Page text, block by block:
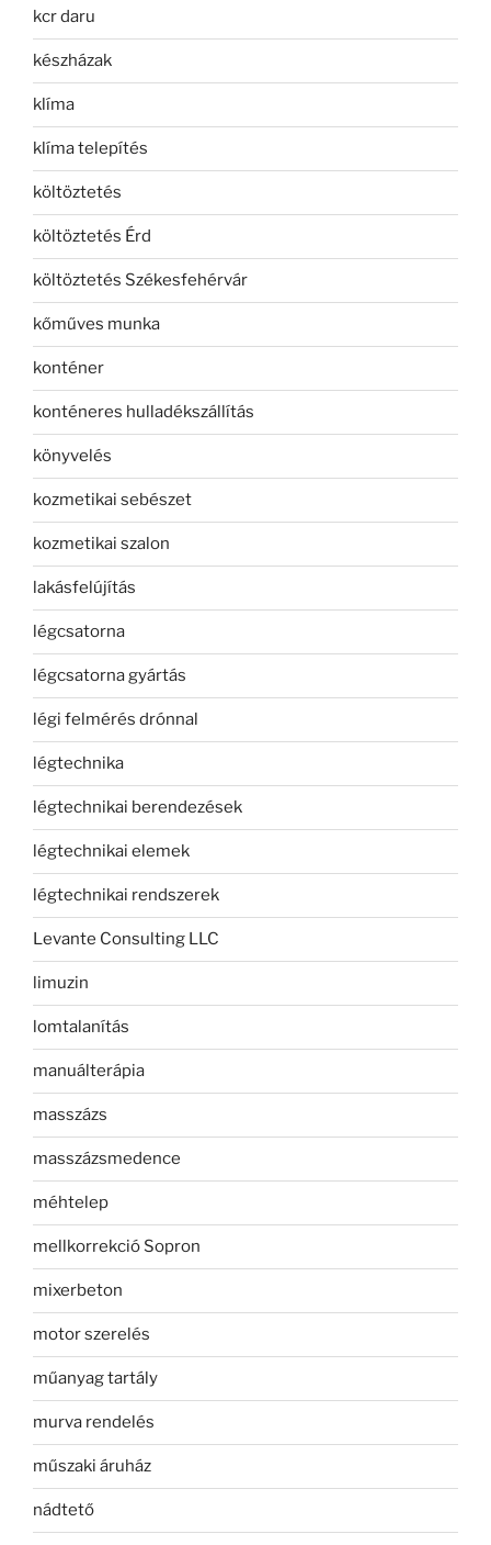
kcr daru
készházak
klíma
klíma telepítés
költöztetés
költöztetés Érd
költöztetés Székesfehérvár
kőműves munka
konténer
konténeres hulladékszállítás
könyvelés
kozmetikai sebészet
kozmetikai szalon
lakásfelújítás
légcsatorna
légcsatorna gyártás
légi felmérés drónnal
légtechnika
légtechnikai berendezések
légtechnikai elemek
légtechnikai rendszerek
Levante Consulting LLC
limuzin
lomtalanítás
manuálterápia
masszázs
masszázsmedence
méhtelep
mellkorrekció Sopron
mixerbeton
motor szerelés
műanyag tartály
murva rendelés
műszaki áruház
nádtető